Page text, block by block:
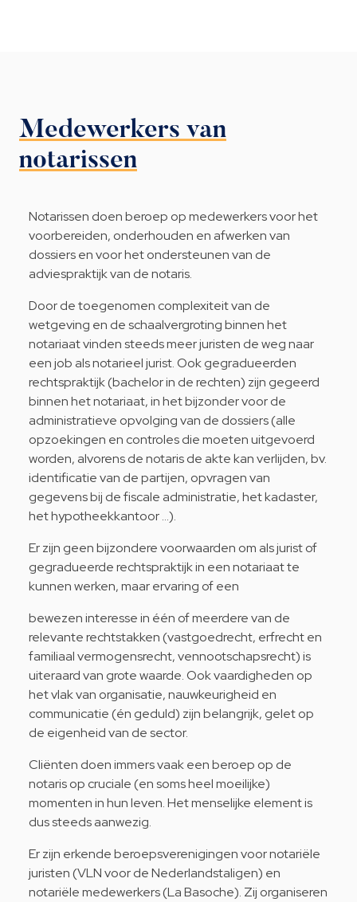
Medewerkers van
notarissen
Notarissen doen beroep op medewerkers voor het
voorbereiden, onderhouden en afwerken van
dossiers en voor het ondersteunen van de
adviespraktijk van de notaris.
Door de toegenomen complexiteit van de
wetgeving en de schaalvergroting binnen het
notariaat vinden steeds meer juristen de weg naar
een job als notarieel jurist. Ook gegradueerden
rechtspraktijk (bachelor in de rechten) zijn gegeerd
binnen het notariaat, in het bijzonder voor de
administratieve opvolging van de dossiers (alle
opzoekingen en controles die moeten uitgevoerd
worden, alvorens de notaris de akte kan verlijden, bv.
identificatie van de partijen, opvragen van
gegevens bij de fiscale administratie, het kadaster,
het hypotheekkantoor …).
Er zijn geen bijzondere voorwaarden om als jurist of
gegradueerde rechtspraktijk in een notariaat te
kunnen werken, maar ervaring of een
bewezen interesse in één of meerdere van de
relevante rechtstakken (vastgoedrecht, erfrecht en
familiaal vermogensrecht, vennootschapsrecht) is
uiteraard van grote waarde. Ook vaardigheden op
het vlak van organisatie, nauwkeurigheid en
communicatie (én geduld) zijn belangrijk, gelet op
de eigenheid van de sector.
Cliënten doen immers vaak een beroep op de
notaris op cruciale (en soms heel moeilijke)
momenten in hun leven. Het menselijke element is
dus steeds aanwezig.
Er zijn erkende beroepsverenigingen voor notariële
juristen (VLN voor de Nederlandstaligen) en
notariële medewerkers (La Basoche). Zij organiseren